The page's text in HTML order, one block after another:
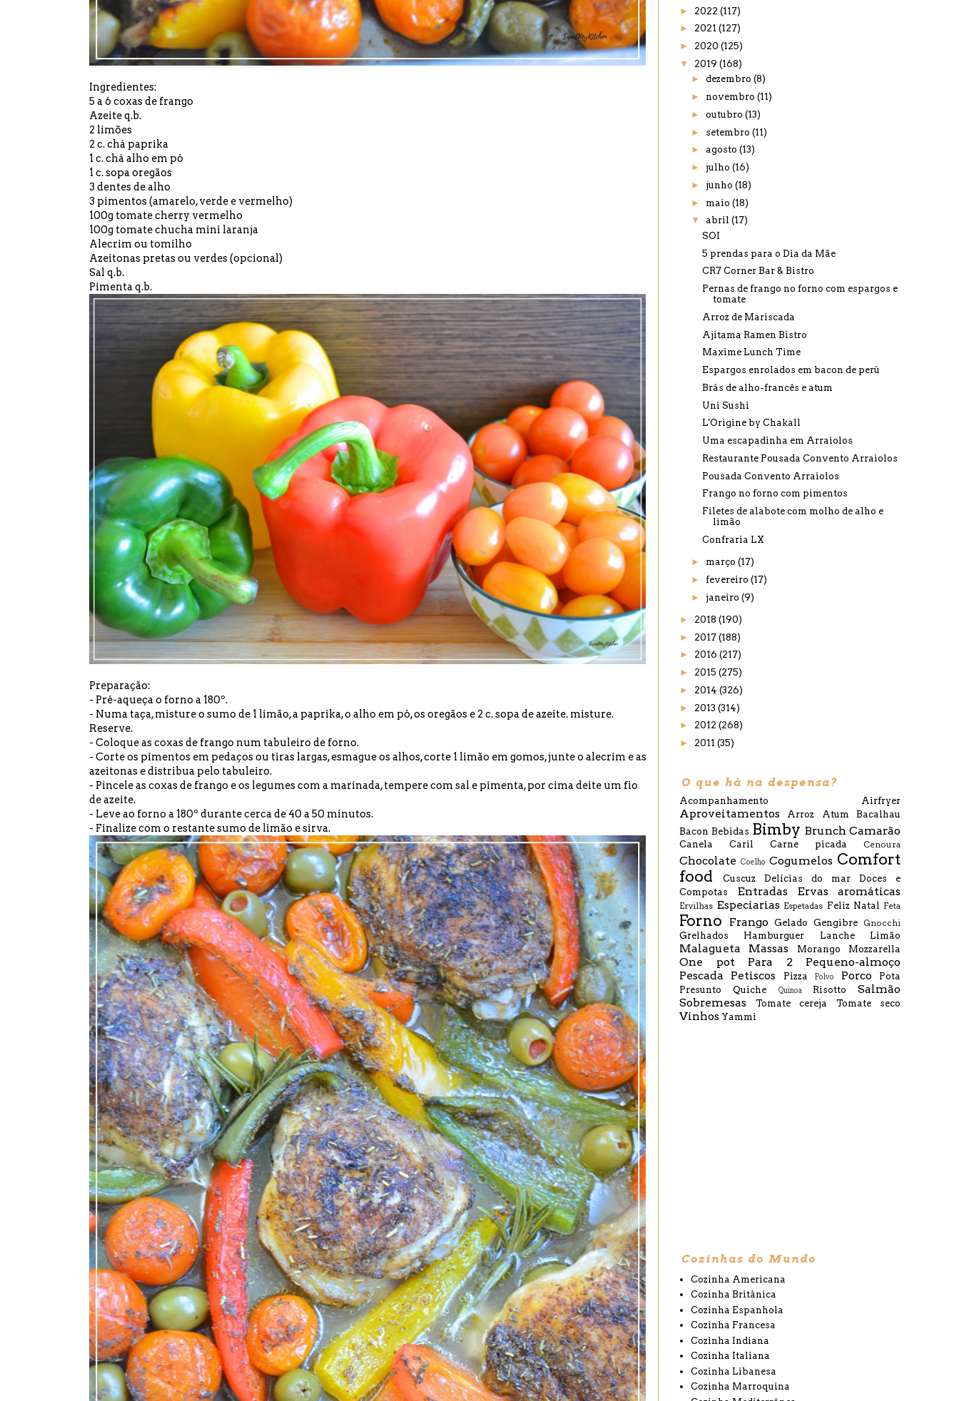
Ingredientes:
5 a 6 coxas de frango
Azeite q.b.
2 limões
2 c. chá paprika
1 c. chá alho em pó
1 c. sopa oregãos
3 dentes de alho
3 pimentos (amarelo, verde e vermelho)
100g tomate cherry vermelho
100g tomate chucha mini laranja
Alecrim ou tomilho
Azeitonas pretas ou verdes (opcional)
Sal q.b.
Pimenta q.b.
Preparação:
- Pré-aqueça o forno a 180º.
- Numa taça, misture o sumo de 1 limão, a paprika, o alho em pó, os oregãos e 2 c. sopa de azeite. misture.
Reserve.
- Coloque as coxas de frango num tabuleiro de forno.
- Corte os pimentos em pedaços ou tiras largas, esmague os alhos, corte 1 limão em gomos, junte o alecrim e as
azeitonas e distribua pelo tabuleiro.
- Pincele as coxas de frango e os legumes com a marinada, tempere com sal e pimenta, por cima deite um fio
de azeite.
- Leve ao forno a 180º durante cerca de 40 a 50 minutos.
- Finalize com o restante sumo de limão e sirva.
► 2022 (117)
► 2021 (127)
► 2020 (125)
▼ 2019 (168)
► dezembro (8)
► novembro (11)
► outubro (13)
► setembro (11)
► agosto (13)
► julho (16)
► junho (18)
► maio (18)
▼ abril (17)
SOI
5 prendas para o Dia da Mãe
CR7 Corner Bar & Bistro
Pernas de frango no forno com espargos e
tomate
Arroz de Mariscada
Ajitama Ramen Bistro
Maxime Lunch Time
Espargos enrolados em bacon de perú
Brás de alho-francês e atum
Uni Sushi
L'Origine by Chakall
Uma escapadinha em Arraiolos
Restaurante Pousada Convento Arraiolos
Pousada Convento Arraiolos
Frango no forno com pimentos
Filetes de alabote com molho de alho e
limão
Confraria LX
► março (17)
► fevereiro (17)
► janeiro (9)
► 2018 (190)
► 2017 (188)
► 2016 (217)
► 2015 (275)
► 2014 (326)
► 2013 (314)
► 2012 (268)
► 2011 (35)
O que há na despensa?
Acompanhamento Airfryer
Aproveitamentos Arroz Atum
Bacalhau
Bacon Bebidas Bimby Brunch Camarão
Canela Caril Carne picada Cenoura
Chocolate Coelho Cogumelos Comfort
food
Cuscuz Delícias do mar
Doces e
Compotas
Entradas Ervas aromáticas
Ervilhas Especiarias Espetadas Feliz Natal Feta
Forno Frango Gelado Gengibre Gnocchi
Grelhados Hamburguer Lanche Limão
Malagueta Massas Morango Mozzarella
One pot Para 2
Pequeno-almoço
Pescada
Petiscos Pizza Polvo Porco
Pota
Presunto
Quiche Quinoa Risotto
Salmão
Sobremesas
Tomate cereja Tomate seco
Vinhos Yammi
Cozinhas do Mundo
Cozinha Americana
Cozinha Britânica
Cozinha Espanhola
Cozinha Francesa
Cozinha Indiana
Cozinha Italiana
Cozinha Libanesa
Cozinha Marroquina